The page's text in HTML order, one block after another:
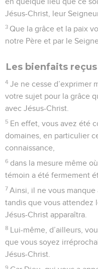
Jésus-Christ, leur
3 Que la grâce et la paix
notre Père et par le
Les bienfaits
4 Je ne cesse d’exprimer
votre sujet pour la grâce
avec Jésus-Christ.
5 En effet, vous avez été
domaines, en particulier
connaissance,
6 dans la mesure même
témoin a été fermement
7 Ainsi, il ne vous
tandis que vous attendez
Jésus-Christ apparaîtra.
8 Lui-même, d’ailleurs,
que vous soyez
Jésus-Christ.
9